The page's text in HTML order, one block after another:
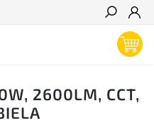
Hľadať
2600LM, CCT,